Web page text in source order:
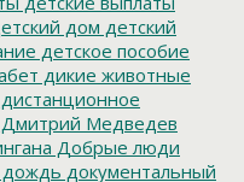
дом детский
детское пособие
дикие животные
дистанционное
Дмитрий Медведев
Добрые люди
дождь документальный